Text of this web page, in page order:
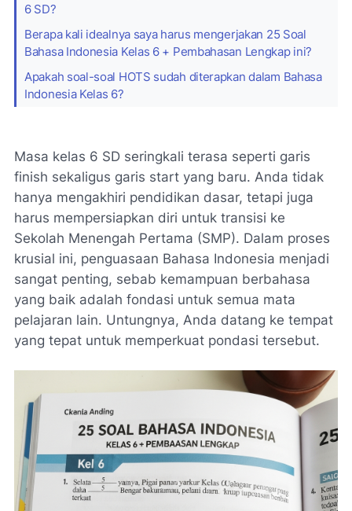
6 SD?
Berapa kali idealnya saya harus mengerjakan 25 Soal
Bahasa Indonesia Kelas 6 + Pembahasan Lengkap ini?
Apakah soal-soal HOTS sudah diterapkan dalam Bahasa
Indonesia Kelas 6?
Masa kelas 6 SD seringkali terasa seperti garis
finish sekaligus garis start yang baru. Anda tidak
hanya mengakhiri pendidikan dasar, tetapi juga
harus mempersiapkan diri untuk transisi ke
Sekolah Menengah Pertama (SMP). Dalam proses
krusial ini, penguasaan Bahasa Indonesia menjadi
sangat penting, sebab kemampuan berbahasa
yang baik adalah fondasi untuk semua mata
pelajaran lain. Untungnya, Anda datang ke tempat
yang tepat untuk memperkuat pondasi tersebut.